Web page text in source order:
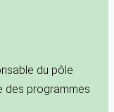
du pôle
des programmes